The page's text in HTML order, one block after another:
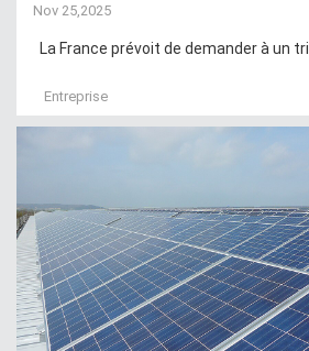
Nov 25,2025
La France prévoit de demander à un
Entreprise